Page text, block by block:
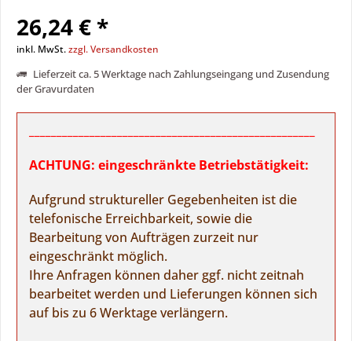
26,24 € *
inkl. MwSt.zzgl. Versandkosten
Lieferzeit ca. 5 Werktage nach Zahlungseingang und Zusendung
der Gravurdaten
ACHTUNG: eingeschränkte Betriebstätigkeit:
Aufgrund struktureller Gegebenheiten ist die
telefonische Erreichbarkeit, sowie die
Bearbeitung von Aufträgen zurzeit nur
eingeschränkt möglich.
Ihre Anfragen können daher ggf. nicht zeitnah
bearbeitet werden und Lieferungen können sich
auf bis zu 6 Werktage verlängern.